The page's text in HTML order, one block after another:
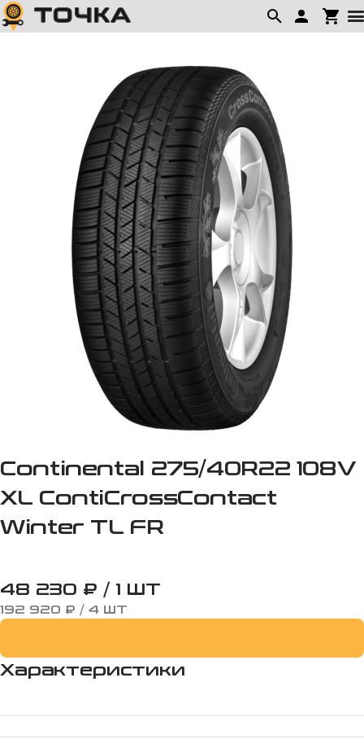
Continental 275/40R22 108V
XL ContiCrossContact
Winter TL FR
48 230 ₽ / 1 ШТ
192 920 ₽ / 4 ШТ
Характеристики